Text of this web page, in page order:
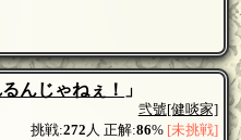
んじゃねぇ！ 」
弐號[健啖家]
挑戦:272 人 正解:86% [未挑戦]